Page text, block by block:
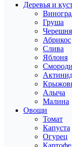
Деревья и
Груша
Черешня
Абрикос
Слива
Яблоня
Алыча
Малина
Овощи
Томат
Капуста
Огурец